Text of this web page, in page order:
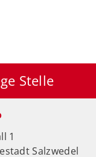
Stelle
1
Salzwedel